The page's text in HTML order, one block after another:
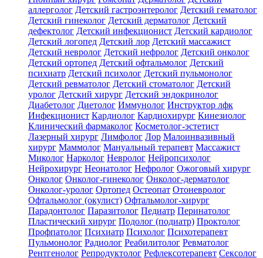
аллерголог Детский гастроэнтеролог Детский гематолог
Детский гинеколог Детский дерматолог Детский
дефектолог Детский инфекционист Детский кардиолог
Детский логопед Детский лор Детский массажист
Детский невролог Детский нефролог Детский онколог
Детский ортопед Детский офтальмолог Детский
психиатр Детский психолог Детский пульмонолог
Детский ревматолог Детский стоматолог Детский
уролог Детский хирург Детский эндокринолог
Диабетолог Диетолог Иммунолог Инструктор лфк
Инфекционист Кардиолог Кардиохирург Кинезиолог
Клинический фармаколог Косметолог-эстетист
Лазерный хирург Лимфолог Лор Малоинвазивный
хирург Маммолог Мануальный терапевт Массажист
Миколог Нарколог Невролог Нейропсихолог
Нейрохирург Неонатолог Нефролог Ожоговый хирург
Онколог Онколог-гинеколог Онколог-дерматолог
Онколог-уролог Ортопед Остеопат Отоневролог
Офтальмолог (окулист) Офтальмолог-хирург
Парадонтолог Паразитолог Педиатр Перинатолог
Пластический хирург Подолог (подиатр) Проктолог
Профпатолог Психиатр Психолог Психотерапевт
Пульмонолог Радиолог Реабилитолог Ревматолог
Рентгенолог Репродуктолог Рефлексотерапевт Сексолог